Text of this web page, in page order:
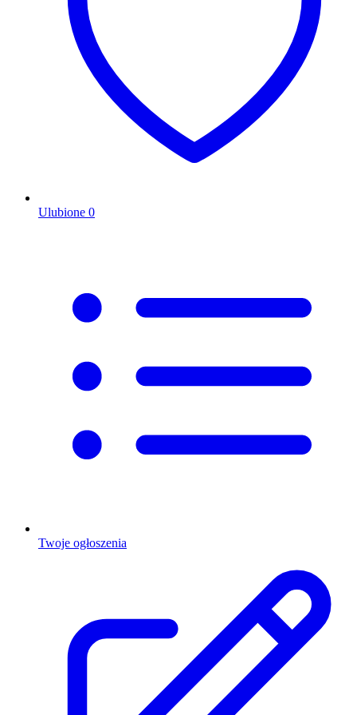
Ulubione 0
Twoje ogłoszenia